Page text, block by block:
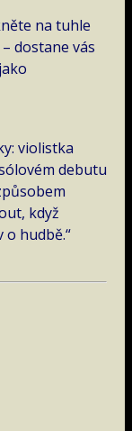
na tuhle
dostane vás
violistka
debutu
když
o hudbě.“